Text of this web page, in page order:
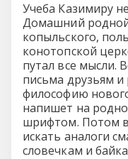
Учеба Казимиру
Домашний
копыльского,
конотопской
путал все мысли.
письма друзьям
философию
напишет на
шрифтом. Потом
искать аналоги
словечкам и